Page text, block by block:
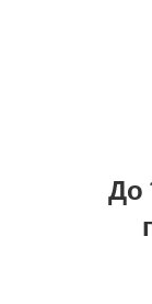
До